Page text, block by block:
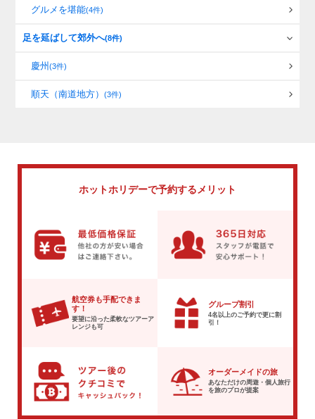
グルメを堪能(4件)
足を延ばして郊外へ(8件)
慶州(3件)
順天（南道地方）(3件)
ホットホリデーで予約するメリット
航空券も手配できま
す！
要望に沿った柔軟なツアーア
レンジも可
グループ割引
4名以上のご予約で更に割
引！
オーダーメイドの旅
あなただけの周遊・個人旅行
を旅のプロが提案